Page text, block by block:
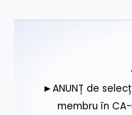
►ANUNȚ de
membru în CA-